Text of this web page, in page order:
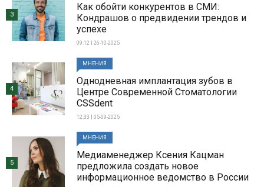
Как обойти конкурентов в СМИ:
Кондрашов о предвидении трендов и
успехе
09:12 | 26-10-2025
3
МНЕНИЯ
Однодневная имплантация зубов в
Центре Современной Стоматологии
CSSdent
12:33 | 05-09-2025
4
МНЕНИЯ
Медиаменеджер Ксения Кацман
предложила создать новое
информационное ведомство в России
5